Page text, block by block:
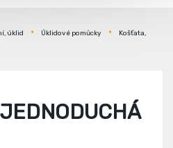
úklid Úklidové pomůcky
Košťata,